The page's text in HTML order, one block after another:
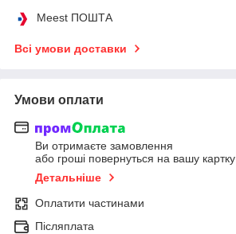
Meest ПОШТА
Всі умови доставки
Умови оплати
Ви отримаєте замовлення
або гроші повернуться на вашу картку
Детальніше
Оплатити частинами
Післяплата